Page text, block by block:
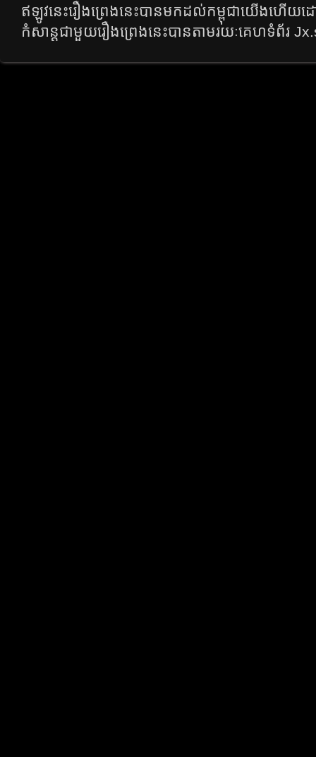
ឥឡូវ​នេះ​រឿង​ព្រេង​នេះ​បាន​មក​ដល់​កម្ពុជា​យើង​ហើយ​
កំសាន្ត​ជា​មួយ​រឿង​ព្រេង​នេះ​បាន​តាម​រយៈ​គេហទំព័រ